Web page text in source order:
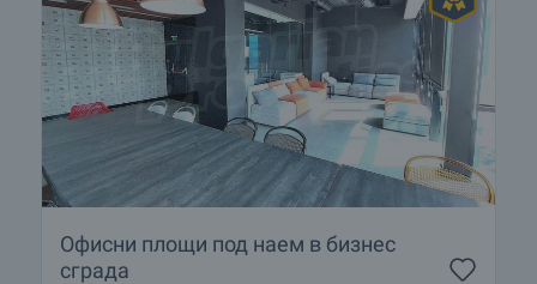
Офисни площи под наем в бизнес
сграда